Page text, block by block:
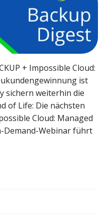
+ Impossible Cloud:
ist
sichern weiterhin die
of Life: Die nächsten
Cloud: Managed
Demand-Webinar führt